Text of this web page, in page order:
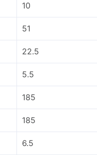
10
51
22.5
5.5
185
185
6.5